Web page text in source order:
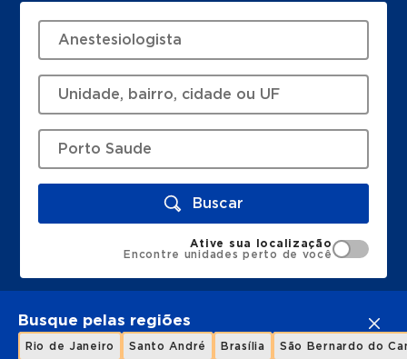
Buscar
Ative sua localização
Encontre unidades perto de você
Busque pelas regiões
Rio de Janeiro Santo André Brasília São Bernardo do